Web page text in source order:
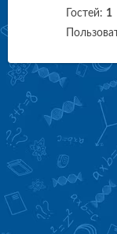
Гостей: 1